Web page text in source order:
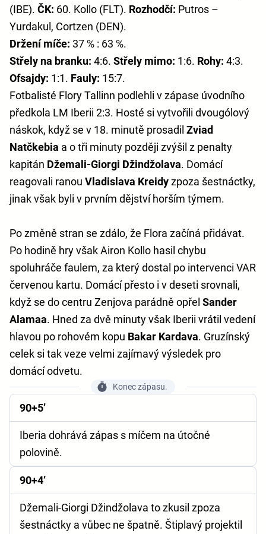
(IBE). ČK: 60. Kollo (FLT). Rozhodčí: Putros –
Yurdakul, Cortzen (DEN).
Držení míče: 37 % : 63 %.
Střely na branku: 4:6. Střely mimo: 1:6. Rohy: 4:3.
Ofsajdy: 1:1. Fauly: 15:7.
Fotbalisté Flory Tallinn podlehli v zápase úvodního
předkola LM Iberii 2:3. Hosté si vytvořili dvougólový
náskok, když se v 18. minutě prosadil Zviad
Natčkebia a o tři minuty později zvýšil z penalty
kapitán Džemali-Giorgi Džindžolava. Domácí
reagovali ranou Vladislava Kreidyzpoza šestnáctky,
jinak však byli v prvním dějství horším týmem.
Po změně stran se zdálo, že Flora začíná přidávat.
Po hodině hry však Airon Kollo hasil chybu
spoluhráče faulem, za který dostal po intervenci VAR
červenou kartu. Domácí přesto i v deseti srovnali,
když se do centru Zenjova parádně opřel Sander
Alamaa. Hned za dvě minuty však Iberii vrátil vedení
hlavou po rohovém kopu Bakar Kardava. Gruzínský
celek si tak veze velmi zajímavý výsledek pro
domácí odvetu.
Konec zápasu.
90+5’
Iberia dohrává zápas s míčem na útočné
polovině.
90+4’
Džemali-Giorgi Džindžolava to zkusil zpoza
šestnáctky a vůbec ne špatně. Štiplavý projektil